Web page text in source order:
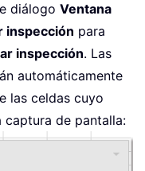
diálogo Ventana
inspección para
inspección. Las
automáticamente
las celdas cuyo
captura de pantalla: